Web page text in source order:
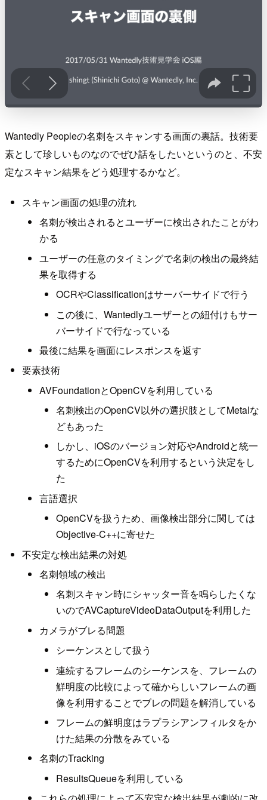
Wantedly Peopleの名刺をスキャンする画面の裏話。技術要
素として珍しいものなのでぜひ話をしたいというのと、不安
定なスキャン結果をどう処理するかなど。
スキャン画面の処理の流れ
名刺が検出されるとユーザーに検出されたことがわ
かる
ユーザーの任意のタイミングで名刺の検出の最終結
果を取得する
OCRやClassificationはサーバーサイドで行う
この後に、Wantedlyユーザーとの紐付けもサー
バーサイドで行なっている
最後に結果を画面にレスポンスを返す
要素技術
AVFoundationとOpenCVを利用している
名刺検出のOpenCV以外の選択肢としてMetalな
どもあった
しかし、iOSのバージョン対応やAndroidと統一
するためにOpenCVを利用するという決定をし
た
言語選択
OpenCVを扱うため、画像検出部分に関しては
Objective-C++に寄せた
不安定な検出結果の対処
名刺領域の検出
名刺スキャン時にシャッター音を鳴らしたくな
いのでAVCaptureVideoDataOutputを利用した
カメラがブレる問題
シーケンスとして扱う
連続するフレームのシーケンスを、フレームの
鮮明度の比較によって確からしいフレームの画
像を利用することでブレの問題を解消している
フレームの鮮明度はラプラシアンフィルタをか
けた結果の分散をみている
名刺のTracking
ResultsQueueを利用している